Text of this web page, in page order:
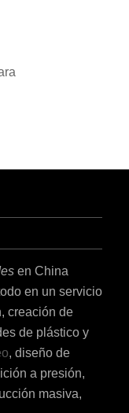
en China
en un servicio
creación de
de plástico y
, diseño de
a presión,
masiva,